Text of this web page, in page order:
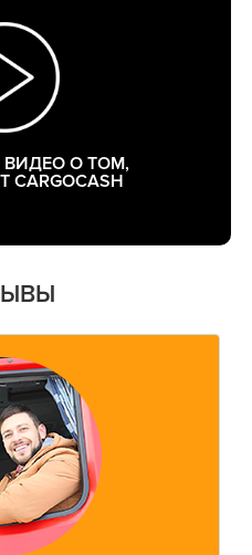
ВИДЕО О ТОМ,
CARGOCASH